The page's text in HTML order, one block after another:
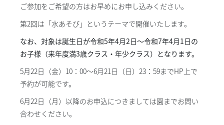
ご参加をご希望の方はお早めにお申し込みください。
第2回は「水あそび」というテーマで開催いたします。
なお、対象は誕生日が令和5年4月2日〜令和7年4月1日の
お子様（来年度満3歳クラス・年少クラス）となります。
5月22日（金）10：00～6月21日（日）23：59までHP上で
予約が可能です。
6月22日（月）以降のお申込につきましては園までお問い
合わせください。